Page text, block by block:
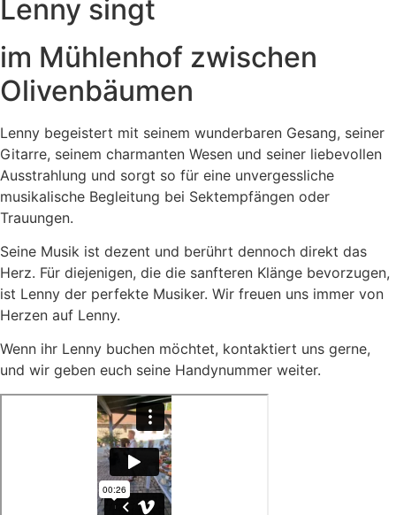
Lenny singt
im Mühlenhof zwischen
Olivenbäumen
Lenny begeistert mit seinem wunderbaren Gesang, seiner
Gitarre, seinem charmanten Wesen und seiner liebevollen
Ausstrahlung und sorgt so für eine unvergessliche
musikalische Begleitung bei Sektempfängen oder
Trauungen.
Seine Musik ist dezent und berührt dennoch direkt das
Herz. Für diejenigen, die die sanfteren Klänge bevorzugen,
ist Lenny der perfekte Musiker. Wir freuen uns immer von
Herzen auf Lenny.
Wenn ihr Lenny buchen möchtet, kontaktiert uns gerne,
und wir geben euch seine Handynummer weiter.